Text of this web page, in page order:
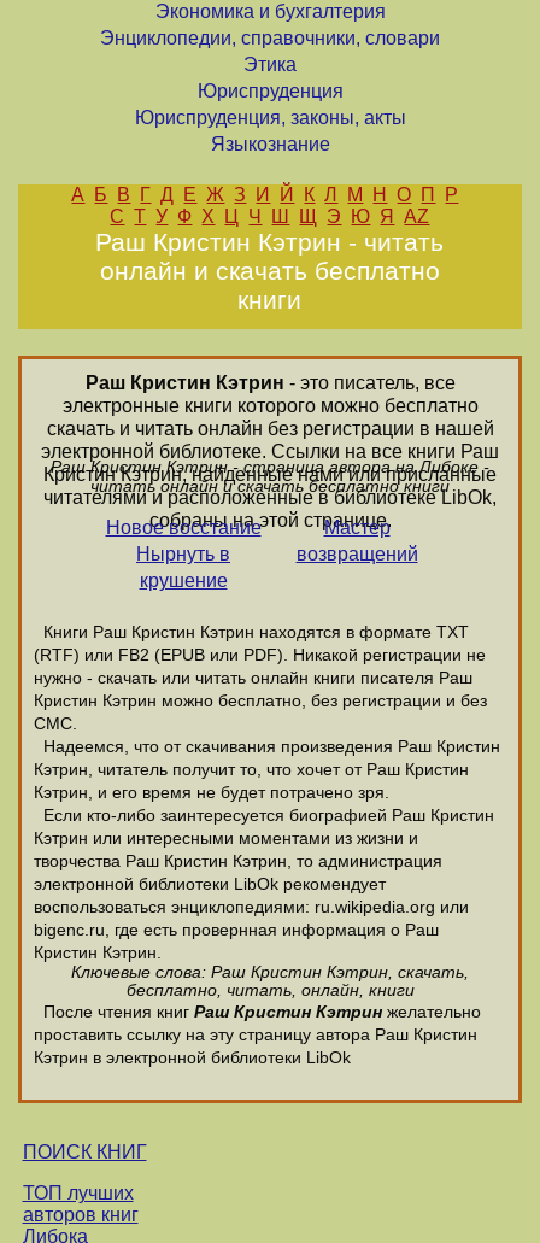
Экономика и бухгалтерия
Энциклопедии, справочники, словари
Этика
Юриспруденция
Юриспруденция, законы, акты
Языкознание
А Б В Г Д Е Ж З И Й К Л М Н О П
Р
С Т У Ф Х Ц Ч Ш Щ Э Ю Я AZ
Раш Кристин Кэтрин - читать
онлайн и скачать бесплатно
книги
Раш Кристин Кэтрин - это писатель, все
электронные книги которого можно бесплатно
скачать и читать онлайн без регистрации в нашей
электронной библиотеке. Ссылки на все книги Раш
Кристин Кэтрин, найденные нами или присланные
читателями и расположенные в библиотеке LibOk,
собраны на этой странице.
Раш Кристин Кэтрин - страница автора на Либоке -
читать онлайн и скачать бесплатно книги
Новое восстание
Нырнуть в
крушение
Мастер
возвращений
Книги Раш Кристин Кэтрин находятся в формате ТХТ
(RTF) или FB2 (EPUB или PDF). Никакой регистрации не
нужно - скачать или читать онлайн книги писателя Раш
Кристин Кэтрин можно бесплатно, без регистрации и без
СМС.
Надеемся, что от скачивания произведения Раш Кристин
Кэтрин, читатель получит то, что хочет от Раш Кристин
Кэтрин, и его время не будет потрачено зря.
Если кто-либо заинтересуется биографией Раш Кристин
Кэтрин или интересными моментами из жизни и
творчества Раш Кристин Кэтрин, то администрация
электронной библиотеки LibOk рекомендует
воспользоваться энциклопедиями: ru.wikipedia.org или
bigenc.ru, где есть провернная информация о Раш
Кристин Кэтрин.
Ключевые слова: Раш Кристин Кэтрин, скачать,
бесплатно, читать, онлайн, книги
После чтения книг Раш Кристин Кэтрин желательно
проставить ссылку на эту страницу автора Раш Кристин
Кэтрин в электронной библиотеки LibOk
ПОИСК КНИГ
ТОП лучших
авторов книг
Либока